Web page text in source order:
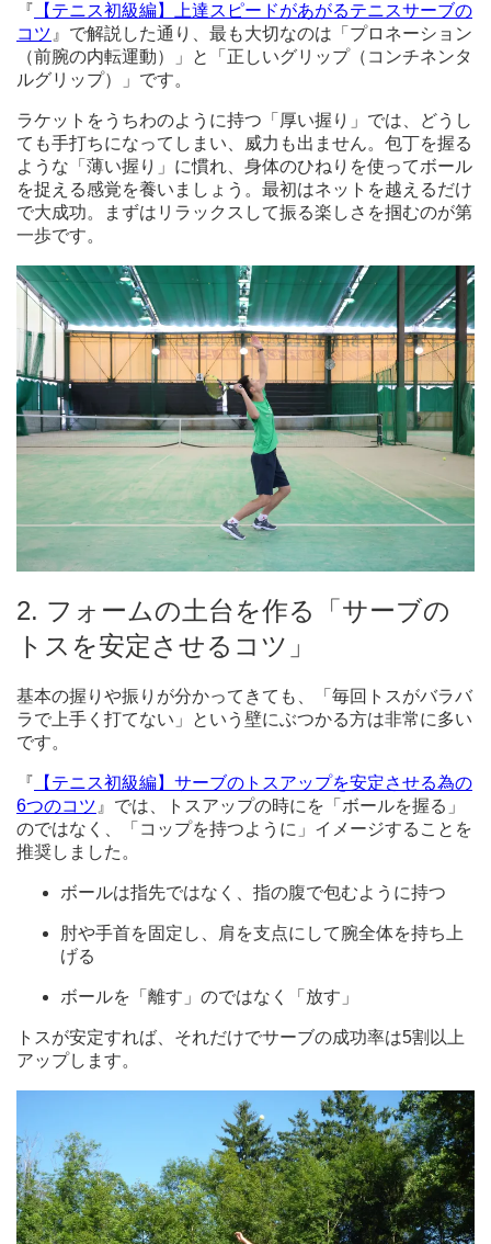
『 【テニス初級編】上達スピードがあがるテニスサーブの
コツ 』で解説した通り、最も大切なのは「プロネーション
（前腕の内転運動）」と「正しいグリップ（コンチネンタ
ルグリップ）」です。
ラケットをうちわのように持つ「厚い握り」では、どうし
ても手打ちになってしまい、威力も出ません。包丁を握る
ような「薄い握り」に慣れ、身体のひねりを使ってボール
を捉える感覚を養いましょう。最初はネットを越えるだけ
で大成功。まずはリラックスして振る楽しさを掴むのが第
一歩です。
2. フォームの土台を作る「サーブの
トスを安定させるコツ」
基本の握りや振りが分かってきても、「毎回トスがバラバ
ラで上手く打てない」という壁にぶつかる方は非常に多い
です。
『 【テニス初級編】サーブのトスアップを安定させる為の
6つのコツ 』では、トスアップの時にを「ボールを握る」
のではなく、「コップを持つように」イメージすることを
推奨しました。
ボールは指先ではなく、指の腹で包むように持つ
肘や手首を固定し、肩を支点にして腕全体を持ち上
げる
ボールを「離す」のではなく「放す」
トスが安定すれば、それだけでサーブの成功率は5割以上
アップします。